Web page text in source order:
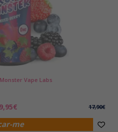
me
Vape Labs
9,95€ 17,90€